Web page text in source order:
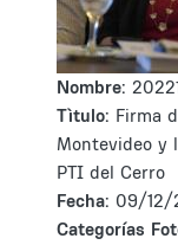
Nombre:
Tìtulo: Firma
Montevideo y
PTI del Cerro
Fecha: 09/12/
Categorías